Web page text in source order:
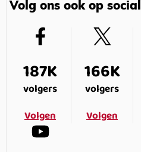
Volg ons ook op social
187K
volgers
Volgen
166K
volgers
Volgen